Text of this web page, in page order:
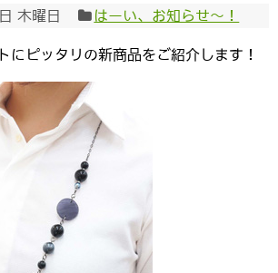
木曜日 はーい、お知らせ〜！
にピッタリの新商品をご紹介します！